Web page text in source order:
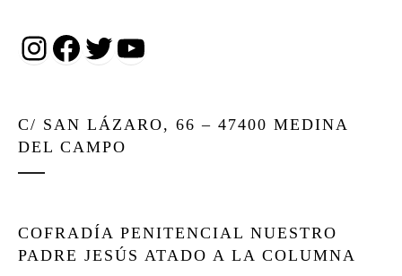
Instagram
Facebook
Twitter
YouTube
C/ SAN LÁZARO, 66 – 47400 MEDINA
DEL CAMPO
COFRADÍA PENITENCIAL NUESTRO
PADRE JESÚS ATADO A LA COLUMNA